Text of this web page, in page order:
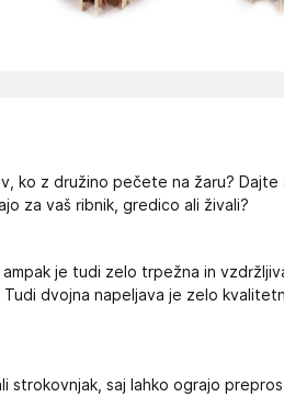
ko z družino pečete na žaru? Dajte
za vaš ribnik, gredico ali živali?
je tudi zelo trpežna in
dvojna napeljava je zelo
strokovnjak, saj lahko ograjo